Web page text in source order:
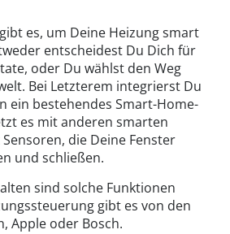
es, um Deine Heizung smart
entscheidest Du Dich für
oder Du wählst den Weg
Bei Letzterem integrierst Du
ein bestehendes Smart-Home-
es mit anderen smarten
die Deine Fenster
und schließen.
sind solche Funktionen
gibt es von den
Apple oder Bosch.